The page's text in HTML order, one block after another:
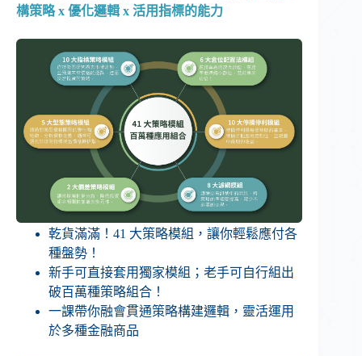
構策略 x 優化邏輯 x 活用指標的能力
乾貨滿滿！41 大策略模組，讓你輕鬆應付各
種盤勢！
新手可直接套用獨家模組；老手可自行組出
破百萬種策略組合！
一課帶你融會貫通策略構建邏輯，靈活運用
於多種金融商品